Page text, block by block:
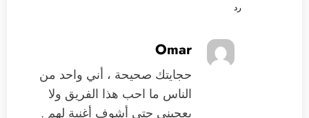
رد
Omar
حجايتك صحيحة ، أني واحد من
الناس ما احب هذا الفريق ولا
يعجبني حتى أشوف أغنية لهم .